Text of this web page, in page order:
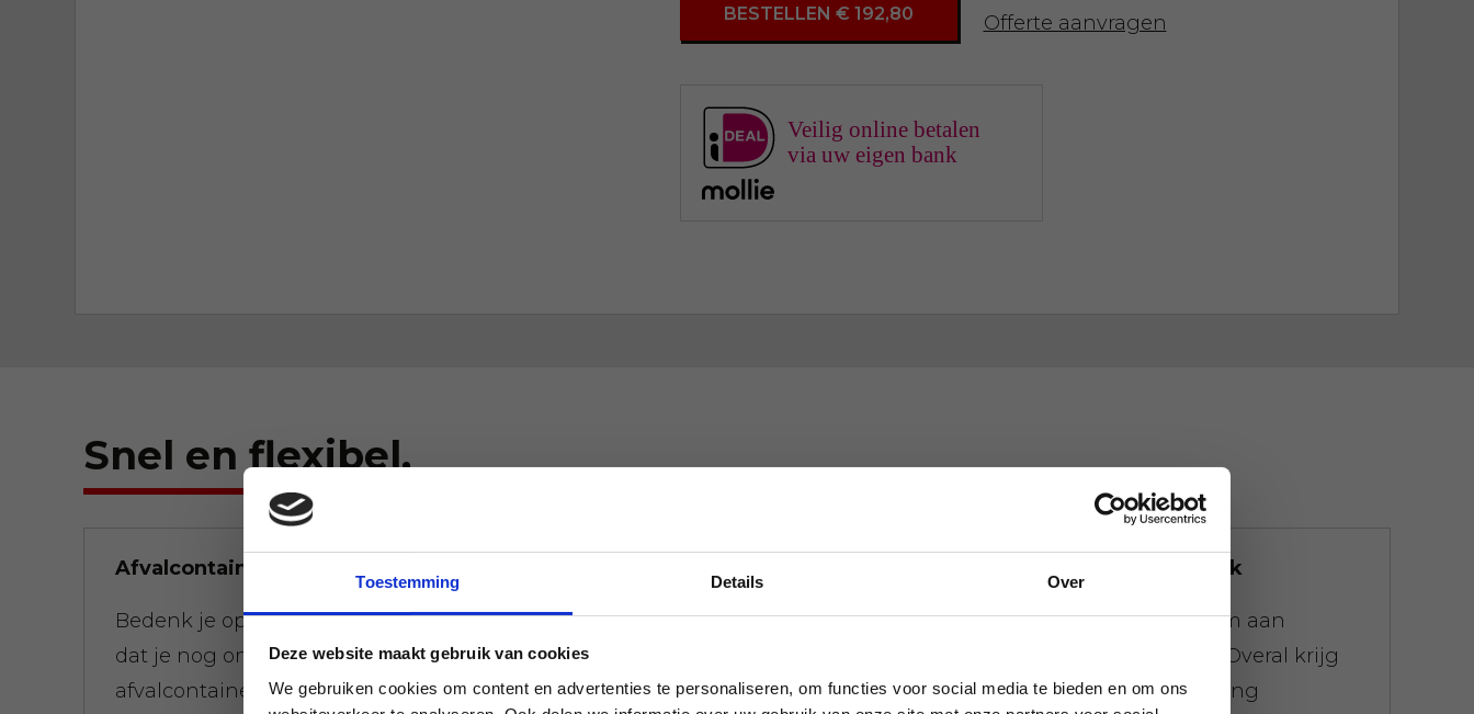
Toestemming Details Over
Deze website maakt gebruik van cookies
We gebruiken cookies om content en advertenties te personaliseren, om functies voor social media te bieden en om ons
BESTELLEN € 192,80 Offerte aanvragen
Veilig online betalen
via uw eigen bank
Snel en flexibel.
Afvalcontainers snel gebracht
Bedenk je op 01:00 uur 's-nachts
dat je nog om 08:00 uur een
afvalcontainer wilt hebben, bestel
Jij wilt niet dat een afval container
onnodig lang blijft staan. Bel ons
en voor je het door hebt is hij al
We doen niet moeilijk
Er geldt een maximum aan
gewicht voor je afval. Overal krijg
je meteen de afrekening